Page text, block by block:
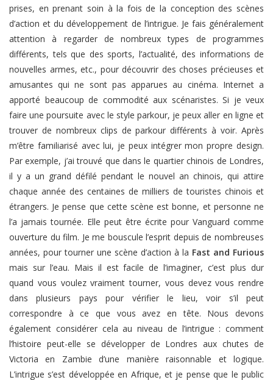
prises, en prenant soin à la fois de la conception des scènes
d’action et du développement de l’intrigue. Je fais généralement
attention à regarder de nombreux types de programmes
différents, tels que des sports, l’actualité, des informations de
nouvelles armes, etc., pour découvrir des choses précieuses et
amusantes qui ne sont pas apparues au cinéma. Internet a
apporté beaucoup de commodité aux scénaristes. Si je veux
faire une poursuite avec le style parkour, je peux aller en ligne et
trouver de nombreux clips de parkour différents à voir. Après
m’être familiarisé avec lui, je peux intégrer mon propre design.
Par exemple, j’ai trouvé que dans le quartier chinois de Londres,
il y a un grand défilé pendant le nouvel an chinois, qui attire
chaque année des centaines de milliers de touristes chinois et
étrangers. Je pense que cette scène est bonne, et personne ne
l’a jamais tournée. Elle peut être écrite pour Vanguard comme
ouverture du film. Je me bouscule l’esprit depuis de nombreuses
années, pour tourner une scène d’action à la Fast and Furious
mais sur l’eau. Mais il est facile de l’imaginer, c’est plus dur
quand vous voulez vraiment tourner, vous devez vous rendre
dans plusieurs pays pour vérifier le lieu, voir s’il peut
correspondre à ce que vous avez en tête. Nous devons
également considérer cela au niveau de l’intrigue : comment
l’histoire peut-elle se développer de Londres aux chutes de
Victoria en Zambie d’une manière raisonnable et logique.
L’intrigue s’est développée en Afrique, et je pense que le public